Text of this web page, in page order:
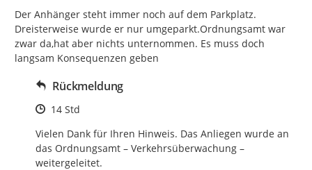
Der Anhänger steht immer noch auf dem Parkplatz.
Dreisterweise wurde er nur umgeparkt.Ordnungsamt war
zwar da,hat aber nichts unternommen. Es muss doch
langsam Konsequenzen geben
Rückmeldung
Zeitpunkt des Erstellens
14 Std
Vielen Dank für Ihren Hinweis. Das Anliegen wurde an
das Ordnungsamt – Verkehrsüberwachung –
weitergeleitet.